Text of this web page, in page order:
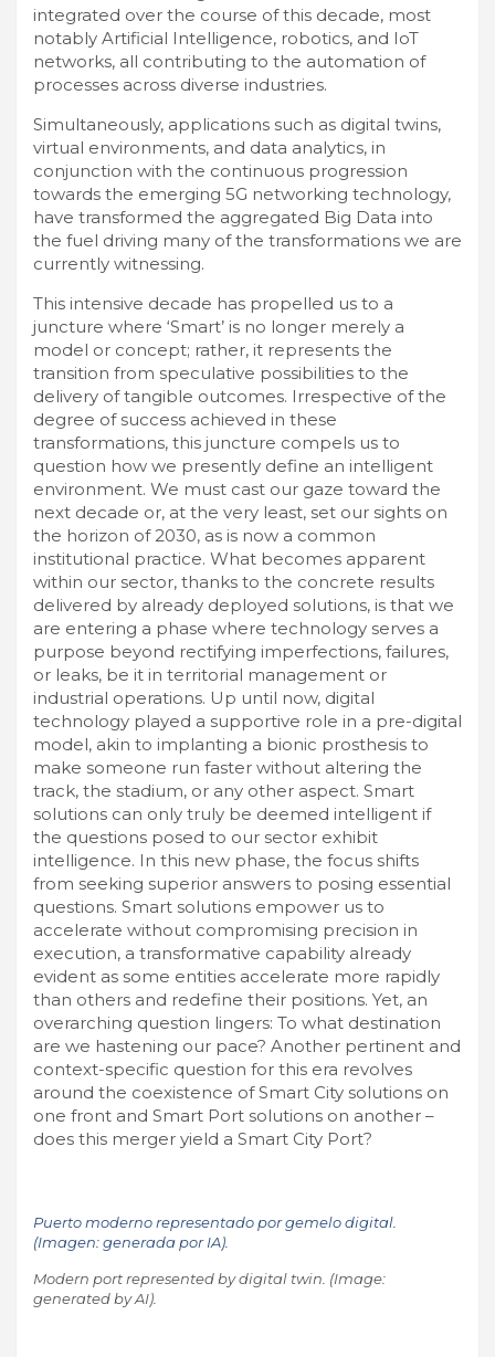
integrated over the course of this decade, most
notably Artificial Intelligence, robotics, and IoT
networks, all contributing to the automation of
processes across diverse industries.
Simultaneously, applications such as digital twins,
virtual environments, and data analytics, in
conjunction with the continuous progression
towards the emerging 5G networking technology,
have transformed the aggregated Big Data into
the fuel driving many of the transformations we are
currently witnessing.
This intensive decade has propelled us to a
juncture where ‘Smart’ is no longer merely a
model or concept; rather, it represents the
transition from speculative possibilities to the
delivery of tangible outcomes. Irrespective of the
degree of success achieved in these
transformations, this juncture compels us to
question how we presently define an intelligent
environment. We must cast our gaze toward the
next decade or, at the very least, set our sights on
the horizon of 2030, as is now a common
institutional practice. What becomes apparent
within our sector, thanks to the concrete results
delivered by already deployed solutions, is that we
are entering a phase where technology serves a
purpose beyond rectifying imperfections, failures,
or leaks, be it in territorial management or
industrial operations. Up until now, digital
technology played a supportive role in a pre-digital
model, akin to implanting a bionic prosthesis to
make someone run faster without altering the
track, the stadium, or any other aspect. Smart
solutions can only truly be deemed intelligent if
the questions posed to our sector exhibit
intelligence. In this new phase, the focus shifts
from seeking superior answers to posing essential
questions. Smart solutions empower us to
accelerate without compromising precision in
execution, a transformative capability already
evident as some entities accelerate more rapidly
than others and redefine their positions. Yet, an
overarching question lingers: To what destination
are we hastening our pace? Another pertinent and
context-specific question for this era revolves
around the coexistence of Smart City solutions on
one front and Smart Port solutions on another –
does this merger yield a Smart City Port?
Puerto moderno representado por gemelo digital.
(Imagen: generada por IA).
Modern port represented by digital twin. (Image:
generated by AI).